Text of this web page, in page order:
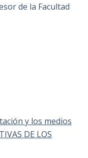
de la Facultad
y los medios
DE LOS